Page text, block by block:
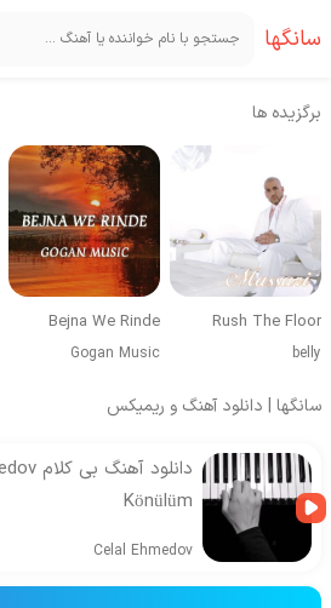
سانگها
برگزیده ها
Rush The Floor
belly
Bejna We Rinde
Gogan Music
سانگها | دانلود آهنگ و ریمیکس
Könülüm
Celal Ehmedov